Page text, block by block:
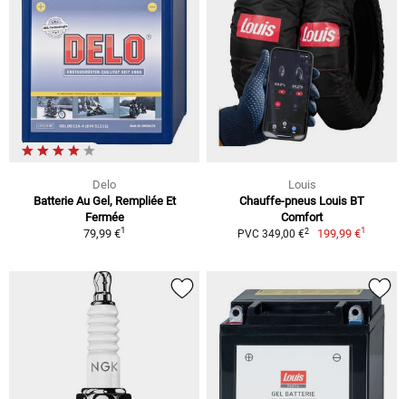
Delo
Batterie Au Gel, Rempliée Et
Fermée
79,99 €1
Louis
Chauffe-pneus Louis BT
Comfort
PVC 349,00 €2 199,99 €1